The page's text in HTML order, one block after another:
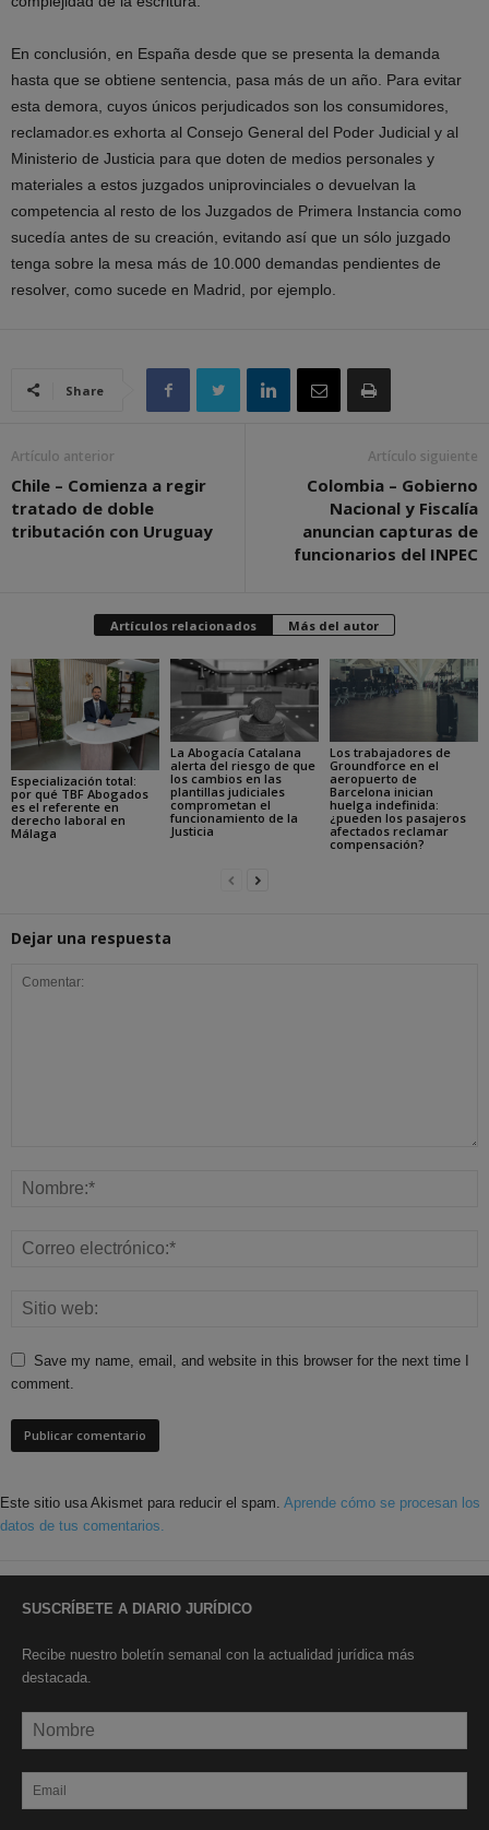
En conclusión, en España desde que se presenta la demanda
hasta que se obtiene sentencia, pasa más de un año. Para evitar
esta demora, cuyos únicos perjudicados son los consumidores,
reclamador.es exhorta al Consejo General del Poder Judicial y al
Ministerio de Justicia para que doten de medios personales y
materiales a estos juzgados uniprovinciales o devuelvan la
competencia al resto de los Juzgados de Primera Instancia como
sucedía antes de su creación, evitando así que un sólo juzgado
tenga sobre la mesa más de 10.000 demandas pendientes de
resolver, como sucede en Madrid, por ejemplo.
Share
Artículo anterior
Chile – Comienza a regir
tratado de doble
tributación con Uruguay
Artículo siguiente
Colombia – Gobierno
Nacional y Fiscalía
anuncian capturas de
funcionarios del INPEC
Artículos relacionados Más del autor
Especialización total:
por qué TBF Abogados
es el referente en
derecho laboral en
Málaga
La Abogacía Catalana
alerta del riesgo de que
los cambios en las
plantillas judiciales
comprometan el
funcionamiento de la
Justicia
Los trabajadores de
Groundforce en el
aeropuerto de
Barcelona inician
huelga indefinida:
¿pueden los pasajeros
afectados reclamar
compensación?
Dejar una respuesta
Save my name, email, and website in this browser for the next time I
comment.
Este sitio usa Akismet para reducir el spam. Aprende cómo se procesan los
datos de tus comentarios.
SUSCRÍBETE A DIARIO JURÍDICO
Recibe nuestro boletín semanal con la actualidad jurídica más
destacada.